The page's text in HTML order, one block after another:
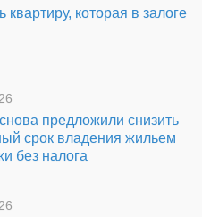
квартиру, которая в залоге
предложили снизить
срок владения жильем
без налога